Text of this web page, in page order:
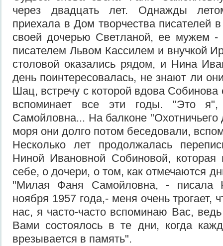
через двадцать лет. Однажды
приехала в Дом творчества писателей
своей дочерью Светланой, ее мужем -
писателем Львом Кассилем и внучкой
столовой оказались рядом, и Нина
день поинтересовалась, не знают ли
Шац, встречу с которой вдова Собинова
вспоминает все эти годы. "Это
Самойловна... На балконе "Охотничьего
моря они долго потом беседовали,
Несколько лет продолжалась
Ниной Ивановной Собиновой, которая
себе, о дочери, о том, как отмечаются
"Милая Фаня Самойловна, - писала
ноября 1957 года,- меня очень трогает,
нас, я часто-часто вспоминаю Вас,
Вами состоялось в те дни, когда
врезывается в память".